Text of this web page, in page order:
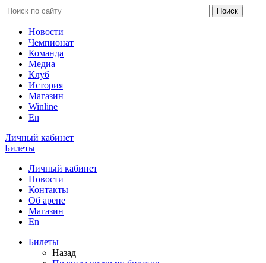
Новости
Чемпионат
Команда
Медиа
Клуб
История
Магазин
Winline
En
Личный кабинет
Билеты
Личный кабинет
Новости
Контакты
Об арене
Магазин
En
Билеты
Назад